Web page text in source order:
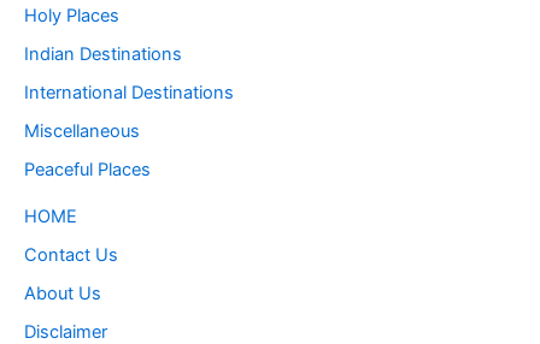
Holy Places
Indian Destinations
International Destinations
Miscellaneous
Peaceful Places
HOME
Contact Us
About Us
Disclaimer